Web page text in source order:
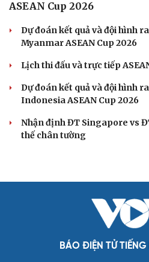
Cải chính
ASEAN Cup 2026
Dự đoán kết quả và đội hình
Myanmar ASEAN Cup 2026
Lịch thi đấu và trực tiếp
Dự đoán kết quả và đội hình
Indonesia ASEAN Cup 2026
Nhận định ĐT Singapore vs
thế chân tường
BÁO ĐIỆN TỬ